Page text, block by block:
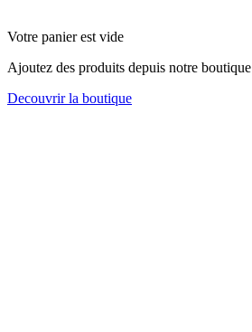
Votre panier est vide
Ajoutez des produits depuis notre boutique
Decouvrir la boutique